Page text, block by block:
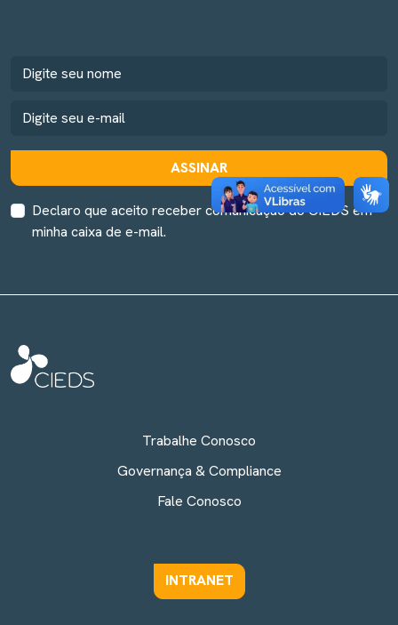
ASSINAR
Declaro que aceito receber comunicação do CIEDS em
minha caixa de e-mail.
Trabalhe Conosco
Governança & Compliance
Fale Conosco
INTRANET